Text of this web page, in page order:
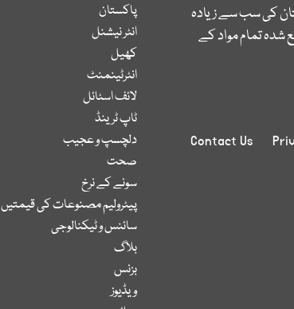
کی سب سے زیادہ
تمام مواد کے
Contact Us
پاکستان
انٹر نیشنل
کھیل
انٹرٹینمنٹ
لائف اسٹائل
ٹاپ ٹرینڈ
دلچسپ و عجیب
صحت
سونے کے نرخ
پیٹرولیم مصنوعات کی قیمتیں
سائنس و ٹیکنالوجی
بلاگ
بزنس
ویڈیوز